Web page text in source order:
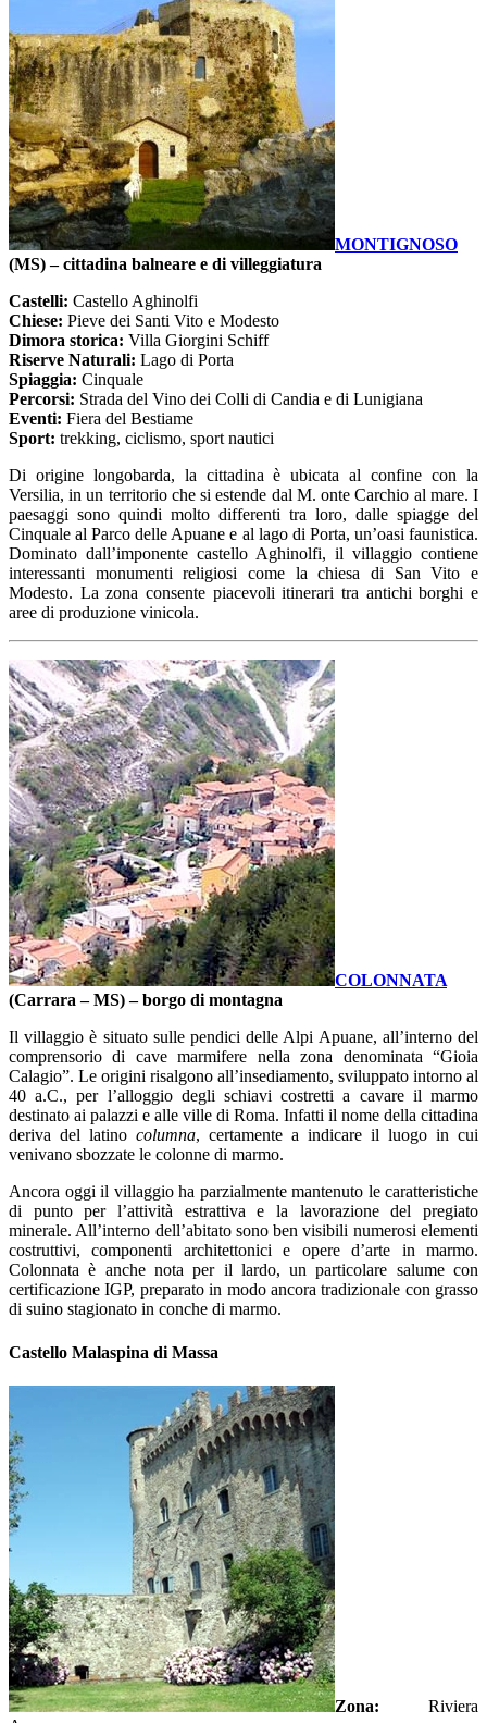
MONTIGNOSO
(MS) – cittadina balneare e di villeggiatura
Castelli: Castello Aghinolfi
Chiese: Pieve dei Santi Vito e Modesto
Dimora storica: Villa Giorgini Schiff
Riserve Naturali: Lago di Porta
Spiaggia: Cinquale
Percorsi: Strada del Vino dei Colli di Candia e di Lunigiana
Eventi: Fiera del Bestiame
Sport: trekking, ciclismo, sport nautici
Di origine longobarda, la cittadina è ubicata al confine con la
Versilia, in un territorio che si estende dal M. onte Carchio al mare. I
paesaggi sono quindi molto differenti tra loro, dalle spiagge del
Cinquale al Parco delle Apuane e al lago di Porta, un’oasi faunistica.
Dominato dall’imponente castello Aghinolfi, il villaggio contiene
interessanti monumenti religiosi come la chiesa di San Vito e
Modesto. La zona consente piacevoli itinerari tra antichi borghi e
aree di produzione vinicola.
COLONNATA
(Carrara – MS) – borgo di montagna
Il villaggio è situato sulle pendici delle Alpi Apuane, all’interno del
comprensorio di cave marmifere nella zona denominata “Gioia
Calagio”. Le origini risalgono all’insediamento, sviluppato intorno al
40 a.C., per l’alloggio degli schiavi costretti a cavare il marmo
destinato ai palazzi e alle ville di Roma. Infatti il nome della cittadina
deriva del latino columna, certamente a indicare il luogo in cui
venivano sbozzate le colonne di marmo.
Ancora oggi il villaggio ha parzialmente mantenuto le caratteristiche
di punto per l’attività estrattiva e la lavorazione del pregiato
minerale. All’interno dell’abitato sono ben visibili numerosi elementi
costruttivi, componenti architettonici e opere d’arte in marmo.
Colonnata è anche nota per il lardo, un particolare salume con
certificazione IGP, preparato in modo ancora tradizionale con grasso
di suino stagionato in conche di marmo.
Castello Malaspina di Massa
Zona: Riviera